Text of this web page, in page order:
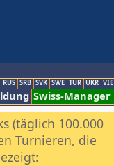
RUS SRB SVK SWE TUR UKR VIE
Swiss-Manager
(täglich 100.000
Turnieren, die